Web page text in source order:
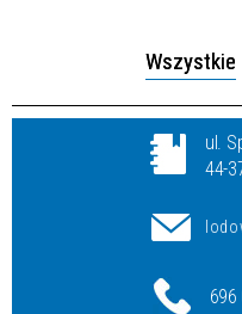
Wszystkie
ul.
44-
696